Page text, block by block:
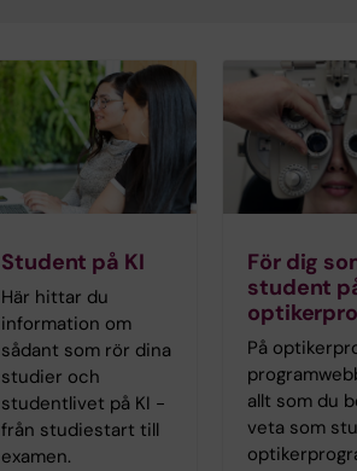
Student på KI
Här hittar du
information om
sådant som rör dina
studier och
studentlivet på KI -
från studiestart till
examen.
För dig
student
På
allt som du
veta som